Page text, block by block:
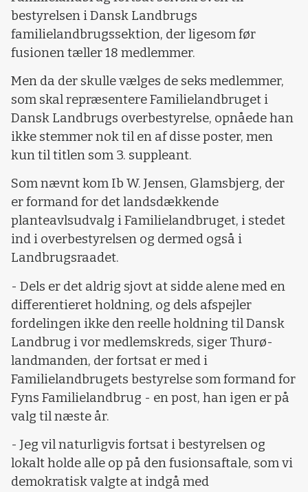
bestyrelsen i Dansk Landbrugs
familielandbrugssektion, der ligesom før
fusionen tæller 18 medlemmer.
Men da der skulle vælges de seks medlemmer,
som skal repræsentere Familielandbruget i
Dansk Landbrugs overbestyrelse, opnåede han
ikke stemmer nok til en af disse poster, men
kun til titlen som 3. suppleant.
Som nævnt kom Ib W. Jensen, Glamsbjerg, der
er formand for det landsdækkende
planteavlsudvalg i Familielandbruget, i stedet
ind i overbestyrelsen og dermed også i
Landbrugsraadet.
- Dels er det aldrig sjovt at sidde alene med en
differentieret holdning, og dels afspejler
fordelingen ikke den reelle holdning til Dansk
Landbrug i vor medlemskreds, siger Thurø-
landmanden, der fortsat er med i
Familielandbrugets bestyrelse som formand for
Fyns Familielandbrug - en post, han igen er på
valg til næste år.
- Jeg vil naturligvis fortsat i bestyrelsen og
lokalt holde alle op på den fusionsaftale, som vi
demokratisk valgte at indgå med